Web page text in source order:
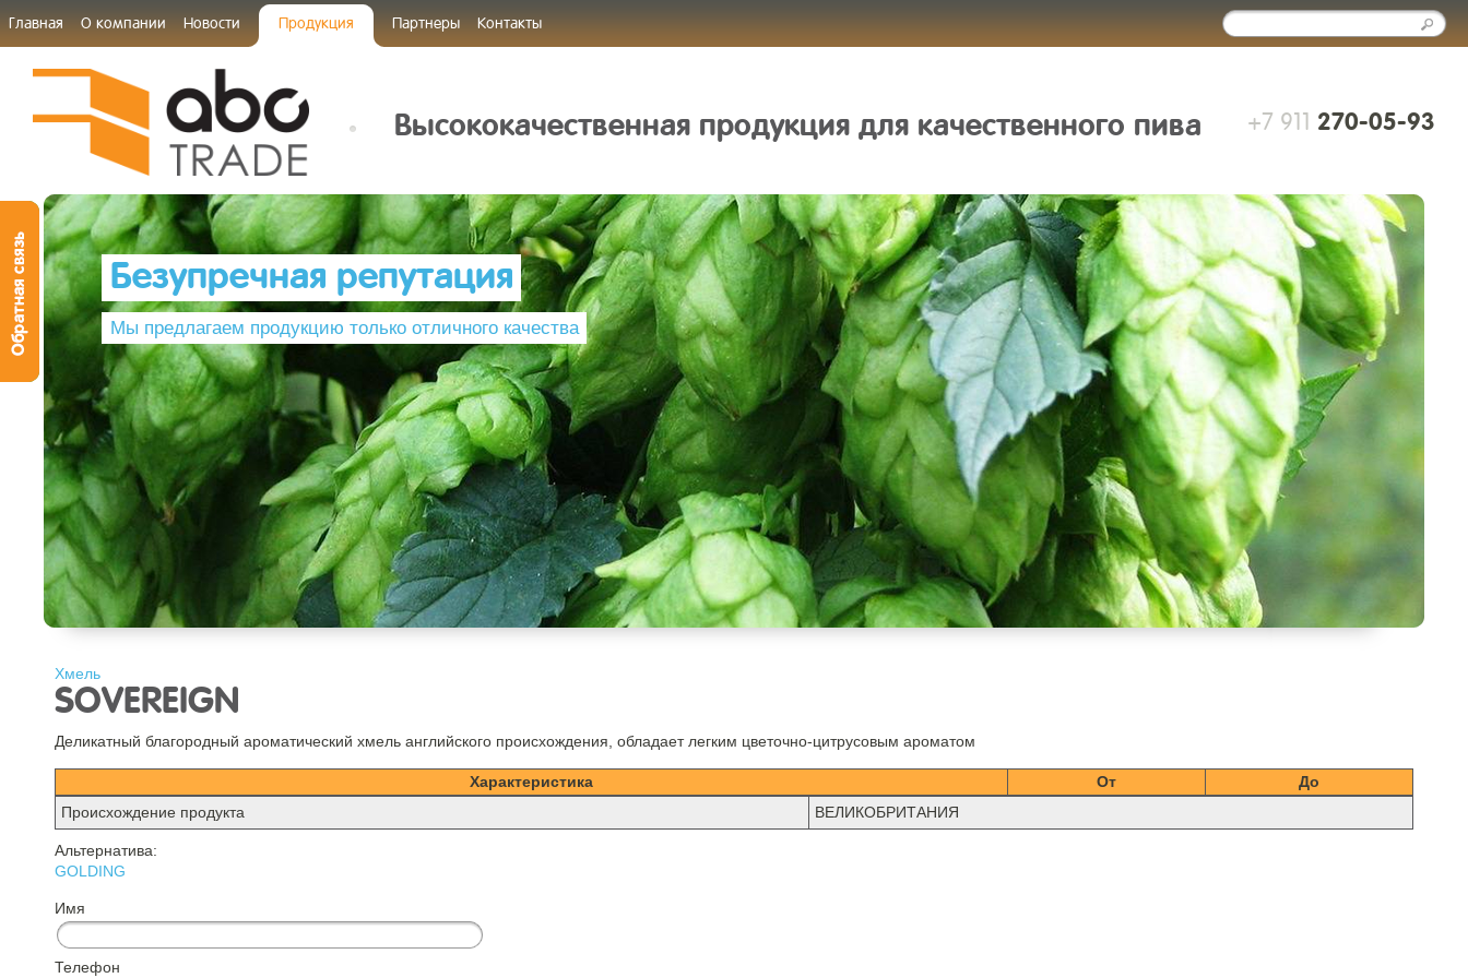
Главная О компании Новости Продукция Партнеры Контакты
Высококачественная продукция для качественного пива +7 911 270-05-93
Безупречная репутация
Мы предлагаем продукцию только отличного качества
Хмель
SOVEREIGN
Деликатный благородный ароматический хмель английского происхождения, обладает легким цветочно-цитрусовым ароматом
Характеристика От
До
Происхождение продукта
ВЕЛИКОБРИТАНИЯ
Альтернатива:
GOLDING
Имя
Телефон